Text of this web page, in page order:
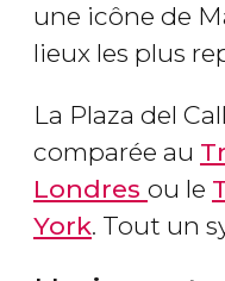
une icône de
lieux les plus
La Plaza del
comparée au
Londres ou le
York. Tout un